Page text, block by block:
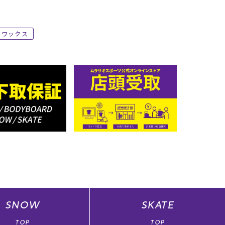
ワックス
SNOW
TOP
SKATE
TOP